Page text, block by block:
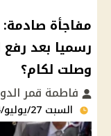
مفاجأة
رسميا بعد رفع
وصلت لكام؟
فاطمة قمر
السبت 27/يوليو/2024 - 09:45 ص